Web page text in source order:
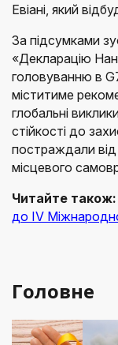
Евіані, який
За підсумками
«Декларацію
головуванню в
міститиме
глобальні
стійкості до
постраждали від
місцевого
Читайте також:
до IV
Головне